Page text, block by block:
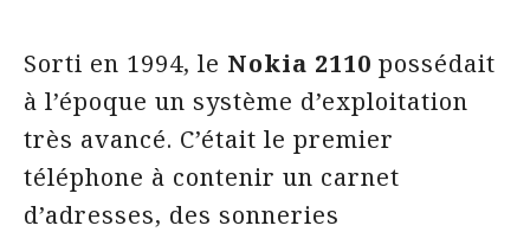
Sorti en 1994, le Nokia 2110 possédait
à l’époque un système d’exploitation
très avancé. C’était le premier
téléphone à contenir un carnet
d’adresses, des sonneries